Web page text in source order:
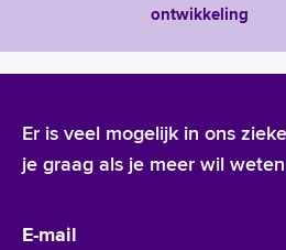
ontwikkeling
Er is veel mogelijk in ons
je graag als je meer wil
E-mail